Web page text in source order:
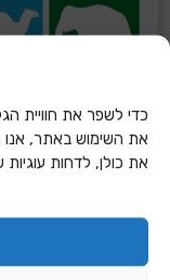
כדי לשפר את חוויית
את כולן, לדחות